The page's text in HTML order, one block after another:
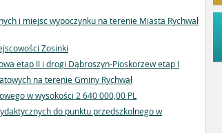
i miejsc wypoczynku na terenie Miasta Rychwał
Zosinki
etap II i drogi Dąbroszyn-Pioskorzew etap I
na terenie Gminy Rychwał
w wysokości 2 640 000,00 PL
do punktu przedszkolnego w